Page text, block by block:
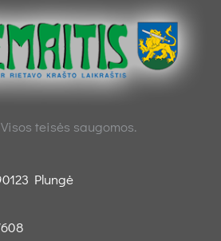
teisės saugomos.
Plungė